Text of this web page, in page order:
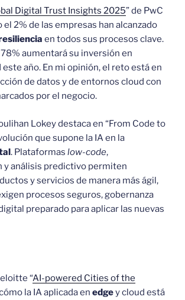
Digital Trust Insights 2025” de PwC
el 2% de las empresas han alcanzado
en todos sus procesos clave.
aumentará su inversión en
año. En mi opinión, el reto está en
de datos y de entornos cloud con
por el negocio.​
Lokey destaca en “From Code to
que supone la IA en la
. Plataformas low-code,
y análisis predictivo permiten
y servicios de manera más ágil,
procesos seguros, gobernanza
preparado para aplicar las nuevas
“AI-powered Cities of the
la IA aplicada en edgey cloud está